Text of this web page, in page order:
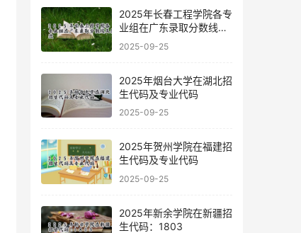
2025年长春工程学院各专
业组在广东录取分数线及
位次
2025-09-25
2025年烟台大学在湖北招
生代码及专业代码
2025-09-25
2025年贺州学院在福建招
生代码及专业代码
2025-09-25
2025年新余学院在新疆招
生代码：1803